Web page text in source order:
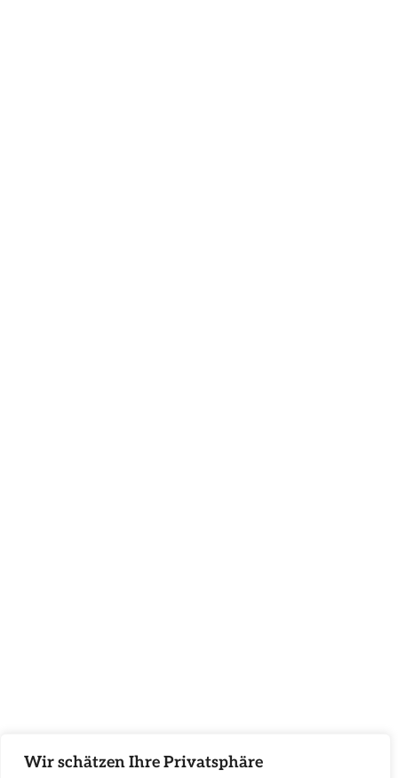
Wir schätzen Ihre Privatsphäre